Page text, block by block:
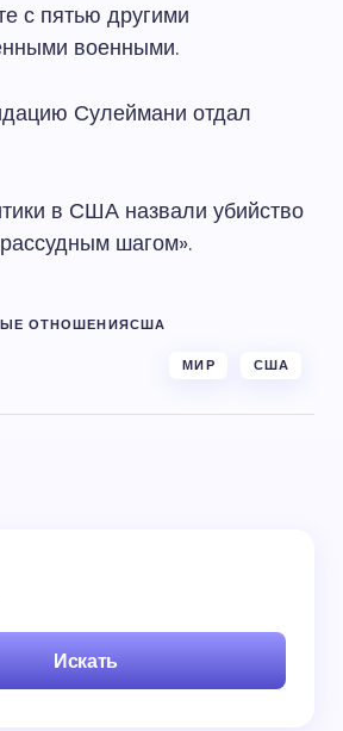
с пятью другими
военными.
Сулеймани отдал
в США назвали убийство
шагом».
ОТНОШЕНИЯСША
МИР США
Искать